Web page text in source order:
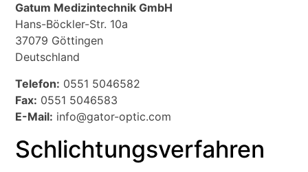
Gatum Medizintechnik GmbH
Hans-Böckler-Str. 10a
37079 Göttingen
Deutschland
Telefon: 0551 5046582
Fax: 0551 5046583
E-Mail: info@gator-optic.com
Schlichtungsverfahren